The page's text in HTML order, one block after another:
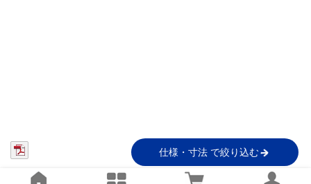
仕様・寸法 で絞り込む